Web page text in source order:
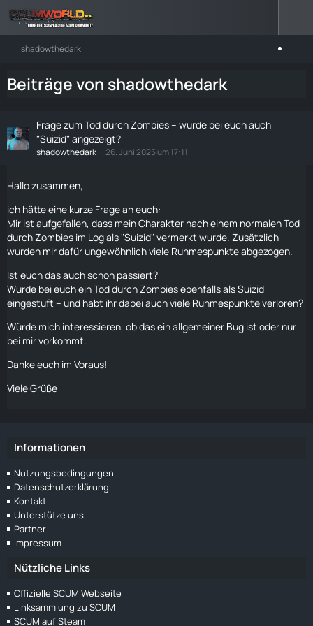
shadowthedark
Beiträge von shadowthedark
Frage zum Tod durch Zombies – wurde bei euch auch
"Suizid" angezeigt?
shadowthedark 26. Juni 2025 um 17:11
Hallo zusammen,
ich hätte eine kurze Frage an euch:
Mir ist aufgefallen, dass mein Charakter nach einem normalen Tod
durchZombies im Log als "Suizid" vermerkt wurde. Zusätzlich
wurden mir dafür ungewöhnlich viele Ruhmespunkte abgezogen.
Ist euch das auch schon passiert?
Wurde bei euch ein Tod durchZombiesebenfalls als Suizid
eingestuft – und habt ihr dabei auch viele Ruhmespunkte verloren?
Würde mich interessieren, ob das ein allgemeiner Bug ist oder nur
bei mir vorkommt.
Danke euch im Voraus!
Viele Grüße
Informationen
Nutzungsbedingungen
Datenschutzerklärung
Kontakt
Unterstütze uns
Partner
Impressum
Nützliche Links
Offizielle SCUM Webseite
Linksammlung zu SCUM
SCUM auf Steam